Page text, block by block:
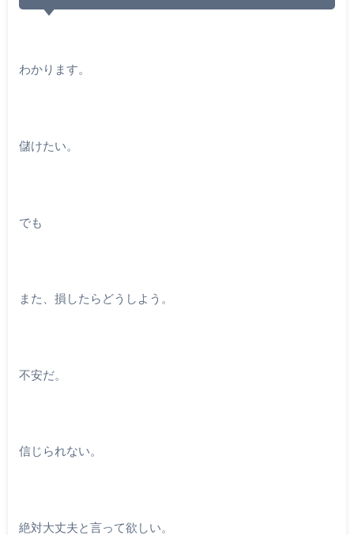
わかります。
儲けたい。
でも
また、損したらどうしよう。
不安だ。
信じられない。
絶対大丈夫と言って欲しい。